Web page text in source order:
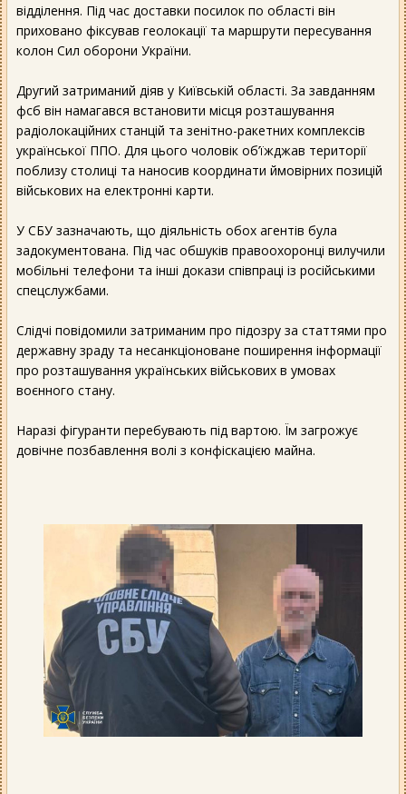
відділення. Під час доставки посилок по області він
приховано фіксував геолокації та маршрути пересування
колон Сил оборони України.
Другий затриманий діяв у Київській області. За завданням
фсб він намагався встановити місця розташування
радіолокаційних станцій та зенітно-ракетних комплексів
української ППО. Для цього чоловік об’їжджав території
поблизу столиці та наносив координати ймовірних позицій
військових на електронні карти.
У СБУ зазначають, що діяльність обох агентів була
задокументована. Під час обшуків правоохоронці вилучили
мобільні телефони та інші докази співпраці із російськими
спецслужбами.
Слідчі повідомили затриманим про підозру за статтями про
державну зраду та несанкціоноване поширення інформації
про розташування українських військових в умовах
воєнного стану.
Наразі фігуранти перебувають під вартою. Їм загрожує
довічне позбавлення волі з конфіскацією майна.